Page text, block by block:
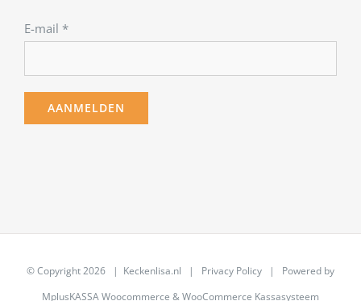
E-mail *
© Copyright2026 | Keckenlisa.nl | Privacy Policy | Powered by
MplusKASSA Woocommerce &WooCommerce Kassasysteem